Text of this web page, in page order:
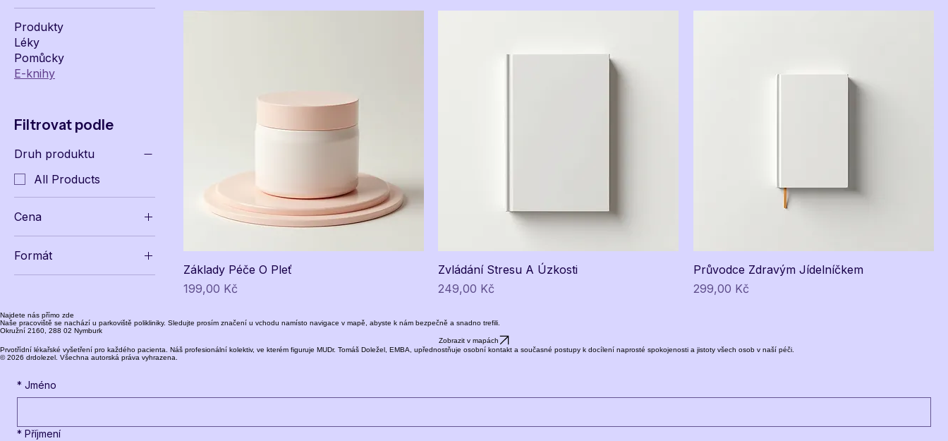
Produkty
Léky
Pomůcky
E-knihy
Filtrovat podle
Druh produktu
All Products
Cena
199 Kč 299 Kč
Formát
PDF
Základy Péče O Pleť
Cena
199,00 Kč
Zvládání Stresu A Úzkosti
Cena
249,00 Kč
Průvodce Zdravým Jídelníčkem
Cena
299,00 Kč
Najdete nás přímo zde
Naše pracoviště se nachází u parkoviště polikliniky. Sledujte prosím značení u vchodu namísto navigace v mapě, abyste k nám bezpečně a snadno trefili.
Okružní 2160, 288 02 Nymburk
Zobrazit v mapách
Prvotřídní lékařské vyšetření pro každého pacienta. Náš profesionální kolektiv, ve kterém figuruje MUDr. Tomáš Doležel, EMBA, upřednostňuje osobní kontakt a současné postupy k docílení naprosté spokojenosti a jistoty všech osob v naší péči.
© 2026 drdolezel. Všechna autorská práva vyhrazena.
* Jméno
* Příjmení